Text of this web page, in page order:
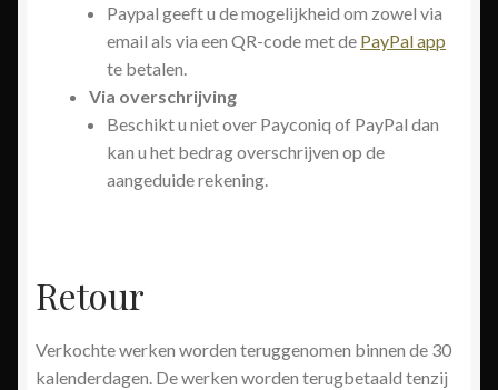
Paypal geeft u de mogelijkheid om zowel via
email als via een QR-code met de PayPal app
te betalen.
Via overschrijving
Beschikt u niet over Payconiq of PayPal dan
kan u het bedrag overschrijven op de
aangeduide rekening.
Retour
Verkochte werken worden teruggenomen binnen de 30
kalenderdagen. De werken worden terugbetaald tenzij